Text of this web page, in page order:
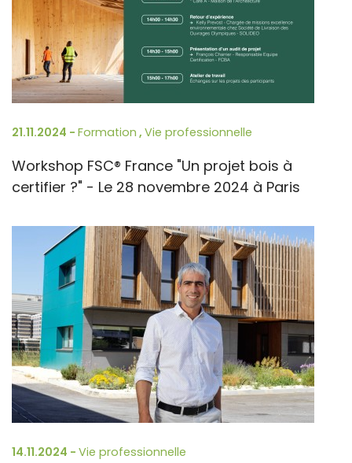
21.11.2024 - Formation , Vie professionnelle
Workshop FSC® France "Un projet bois à
certifier ?" - Le 28 novembre 2024 à Paris
14.11.2024 - Vie professionnelle